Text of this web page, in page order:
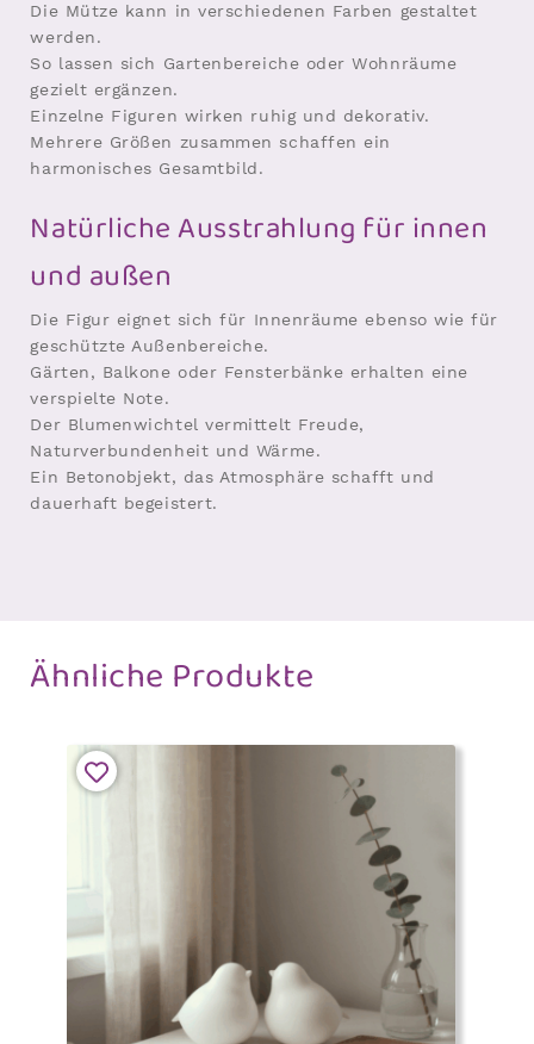
Die Mütze kann in verschiedenen Farben gestaltet
werden.
So lassen sich Gartenbereiche oder Wohnräume
gezielt ergänzen.
Einzelne Figuren wirken ruhig und dekorativ.
Mehrere Größen zusammen schaffen ein
harmonisches Gesamtbild.
Natürliche Ausstrahlung für innen
und außen
Die Figur eignet sich für Innenräume ebenso wie für
geschützte Außenbereiche.
Gärten, Balkone oder Fensterbänke erhalten eine
verspielte Note.
Der Blumenwichtel vermittelt Freude,
Naturverbundenheit und Wärme.
Ein Betonobjekt, das Atmosphäre schafft und
dauerhaft begeistert.
Ähnliche Produkte